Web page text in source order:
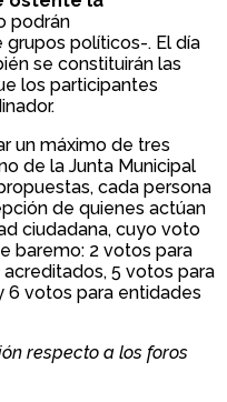
podrán
políticos-. El día
se constituirán las
los participantes
un máximo de tres
de la Junta Municipal
cada persona
de quienes actúan
ciudadana, cuyo voto
baremo: 2 votos para
5 votos para
6 votos para entidades
respecto a los foros